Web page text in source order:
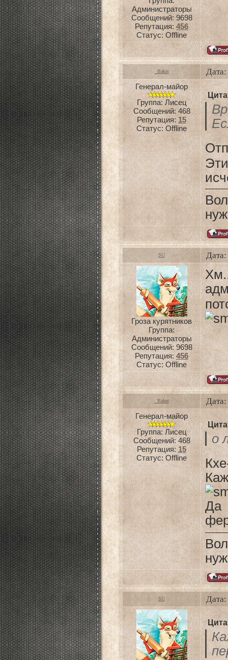
Администраторы
Сообщений: 9698
Репутация: 456
Статус: Offline
_Baker
Генерал-майор
Группа: Лисец
Сообщений: 468
Репутация: 15
Статус: Offline
SU
Гроза курятников
Группа:
Администраторы
Сообщений: 9698
Репутация: 456
Статус: Offline
_Baker
Генерал-майор
Группа: Лисец
Сообщений: 468
Репутация: 15
Статус: Offline
о
Да
SU